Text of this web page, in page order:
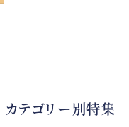
カテゴリー別特集